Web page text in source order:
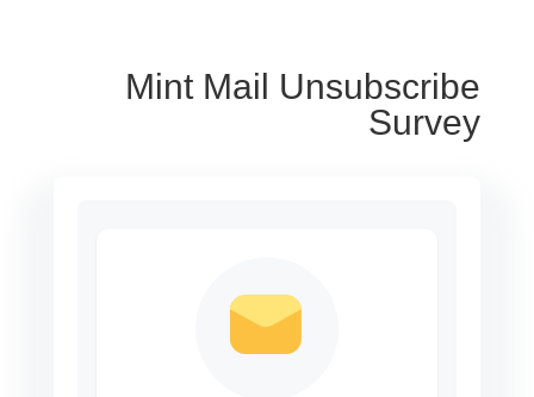
Mint Mail Unsubscribe
Survey